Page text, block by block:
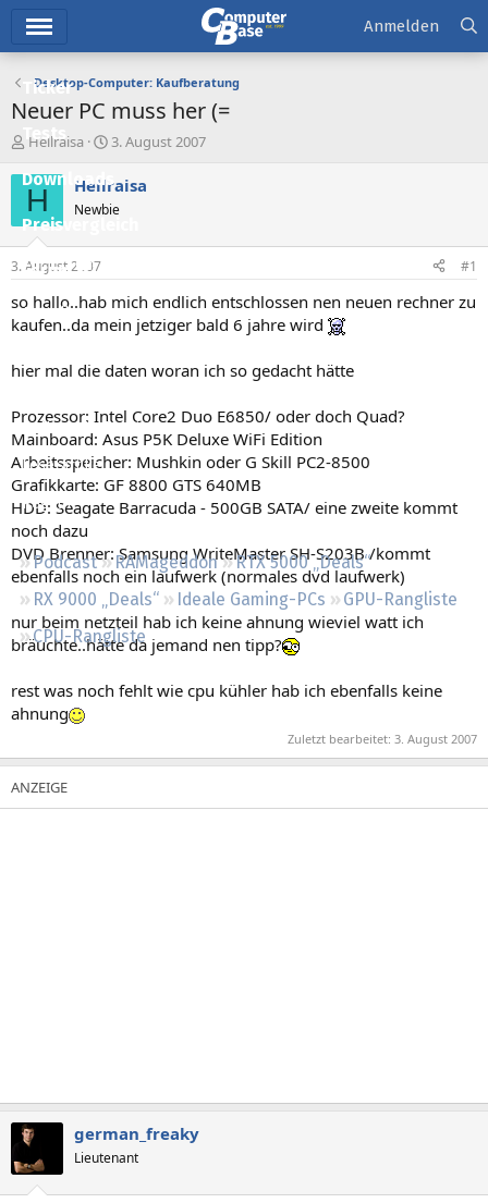
Ticker
Tests
Downloads
Preisvergleich
Forum
Aktuelles
Neueste Aktivitäten
Leserartikel
Regeln
Podcast RAMageddon
RTX 5000 „Deals“
RX 9000 „Deals“
Ideale Gaming-PCs
GPU-Rangliste
CPU-Rangliste
Anmelden
Desktop-Computer: Kaufberatung
Neuer PC muss her (=
E
s
t
e
l
e
Hellraisa
E
s
t
e
t
a
m
3. August 2007
H Hellraisa
Newbie
3. August 2007 #1
so hallo..hab mich endlich entschlossen nen neuen rechner zu
kaufen..da mein jetziger bald 6 jahre wird
hier mal die daten woran ich so gedacht hätte
Prozessor: Intel Core2 Duo E6850/ oder doch Quad?
Mainboard: Asus P5K Deluxe WiFi Edition
Arbeitsspeicher: Mushkin oder G Skill PC2-8500
Grafikkarte: GF 8800 GTS 640MB
HDD: Seagate Barracuda - 500GB SATA/ eine zweite kommt
noch dazu
DVD Brenner: Samsung WriteMaster SH-S203B /kommt
ebenfalls noch ein laufwerk (normales dvd laufwerk)
nur beim netzteil hab ich keine ahnung wieviel watt ich
bräuchte..hätte da jemand nen tipp?
rest was noch fehlt wie cpu kühler hab ich ebenfalls keine
ahnung
Zuletzt bearbeitet: 3. August 2007
german_freaky
Lieutenant